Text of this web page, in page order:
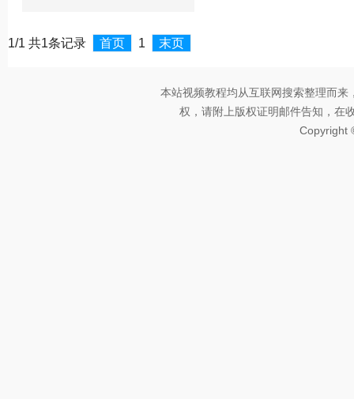
1/1 共1条记录 首页 1 末页
本站视频教程均从互联网搜索整理而
权，请附上版权证明邮件告知，在
Copyright